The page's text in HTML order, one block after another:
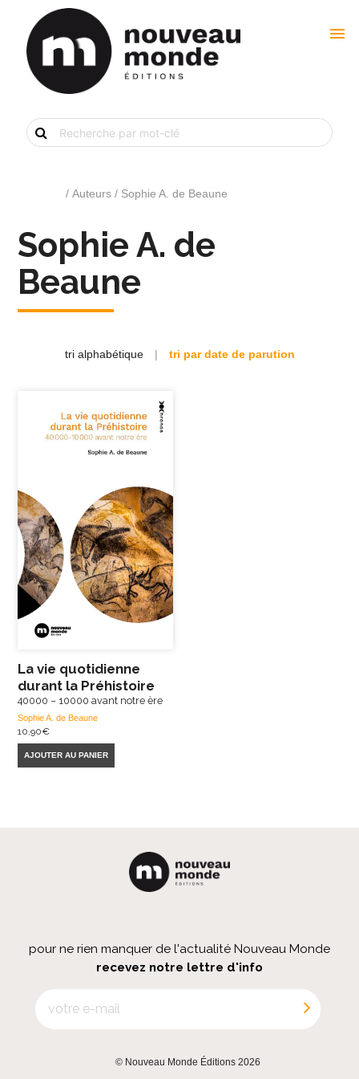
menu
Recherche
de
livre
/ Auteurs / Sophie A. de Beaune
Sophie A. de
Beaune
tri alphabétique | tri par date de parution
La vie quotidienne
durant la Préhistoire
40000 – 10000 avant notre ère
Sophie A. de Beaune
10,90€
AJOUTER AU PANIER
pour ne rien manquer de l'actualité Nouveau Monde
recevez notre lettre d'info
© Nouveau Monde Éditions 2026